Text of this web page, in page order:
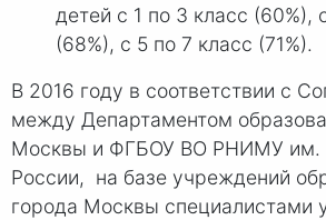
детей с 1 по 3 класс (60%),
(68%), с 5 по 7 класс (71%).
В 2016 году в соответствии с
между Департаментом
Москвы и ФГБОУ ВО РНИМУ им.
России, на базе учреждений
города Москвы специалистами